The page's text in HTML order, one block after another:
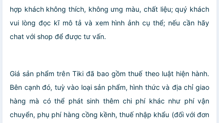
hợp khách không thích, không ưng màu, chất liệu; quý khách
vui lòng đọc kĩ mô tả và xem hình ảnh cụ thể; nếu cần hãy
chat với shop để được tư vấn.
Giá sản phẩm trên Tiki đã bao gồm thuế theo luật hiện hành.
Bên cạnh đó, tuỳ vào loại sản phẩm, hình thức và địa chỉ giao
hàng mà có thể phát sinh thêm chi phí khác như phí vận
chuyển, phụ phí hàng cồng kềnh, thuế nhập khẩu (đối với đơn